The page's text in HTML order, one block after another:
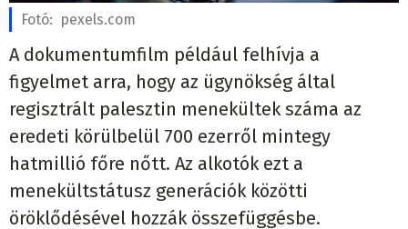
Fotó: pexels.com
A dokumentumfilm például felhívja a
figyelmet arra, hogy az ügynökség által
regisztrált palesztin menekültek száma az
eredeti körülbelül 700 ezerről mintegy
hatmillió főre nőtt. Az alkotók ezt a
menekültstátusz generációk közötti
öröklődésével hozzák összefüggésbe.